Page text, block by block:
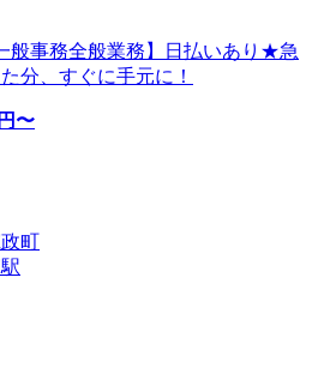
般事務全般業務】日払いあり★急
分、すぐに手元に！
円〜
町